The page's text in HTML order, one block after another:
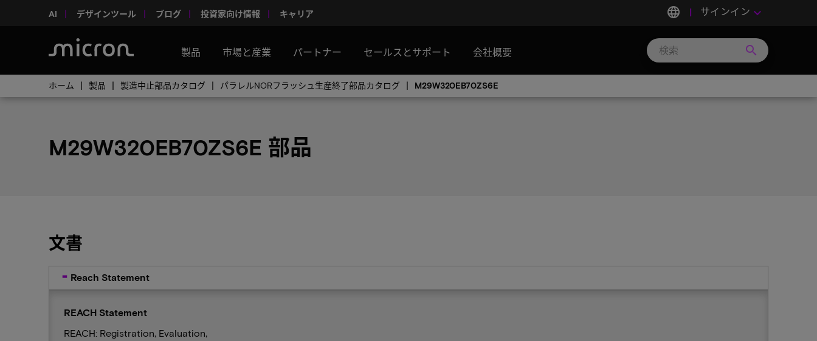
AI デザインツール ブログ 投資家向け情報 キャリア language サインイン keyboard_arrow_down
製品 市場と産業 パートナー セールスとサポート 会社概要 search
ホーム 製品 製造中止部品カタログ パラレルNORフラッシュ生産終了部品カタログ M29W320EB70ZS6E
M29W320EB70ZS6E 部品
文書
Reach Statement
REACH Statement
REACH: Registration, Evaluation,